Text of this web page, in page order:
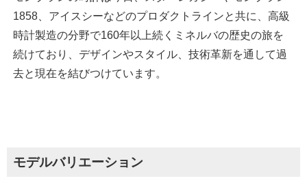
1858、アイスシーなどのプロダクトラインと共に、高級
時計製造の分野で160年以上続くミネルバの歴史の旅を
続けており、デザインやスタイル、技術革新を通して過
去と現在を結びつけています。
モデルバリエーション